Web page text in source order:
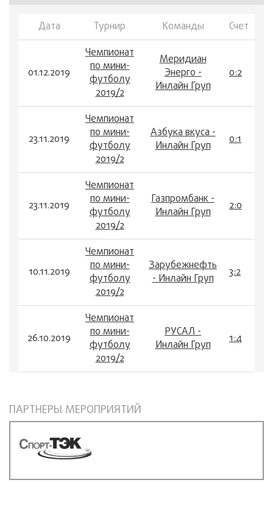
Дата Турнир Команды Счет
01.12.2019
Чемпионат
по мини-
футболу
2019/2
Меридиан
Энерго -
Инлайн Груп
0:2
23.11.2019
Чемпионат
по мини-
футболу
2019/2
Азбука вкуса -
Инлайн Груп
0:1
23.11.2019
Чемпионат
по мини-
футболу
2019/2
Газпромбанк -
Инлайн Груп
2:0
10.11.2019
Чемпионат
по мини-
футболу
2019/2
Зарубежнефть
- Инлайн Груп
3:2
26.10.2019
Чемпионат
по мини-
футболу
2019/2
РУСАЛ -
Инлайн Груп
1:4
ПАРТНЕРЫ МЕРОПРИЯТИЙ